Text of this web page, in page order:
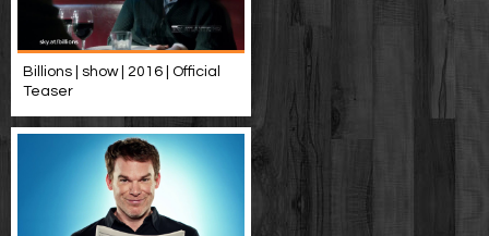
Billions | show | 2016 | Official
Teaser